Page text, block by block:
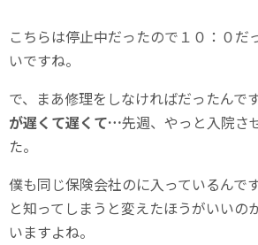
こちらは停止中だったので１０：０だ
いですね。
で、まあ修理をしなければだったんで
が遅くて遅くて…先週、やっと入院さ
た。
僕も同じ保険会社のに入っているんで
と知ってしまうと変えたほうがいいの
いますよね。